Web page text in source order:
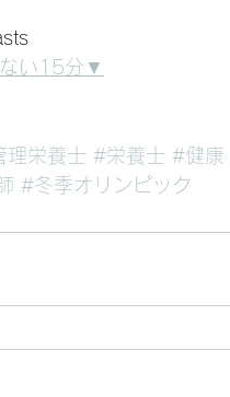
い15分▼
理栄養士 #栄養士 #健康
#冬季オリンピック